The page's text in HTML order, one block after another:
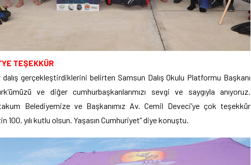
TEŞEKKÜR
dalış gerçekleştirdiklerini belirten Samsun Dalış Okulu Platformu Başkanı
ve diğer cumhurbaşkanlarımızı sevgi ve saygıyla anıyoruz.
Belediyemize ve Başkanımız Av. Cemil Deveci’ye çok teşekkür
yılı kutlu olsun. Yaşasın Cumhuriyet” diye konuştu.